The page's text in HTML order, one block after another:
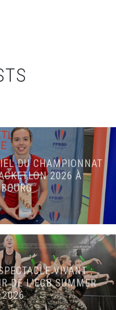
DU CHAMPIONNAT
2026 À
VIVANT :
DE L’ECB SUMMER